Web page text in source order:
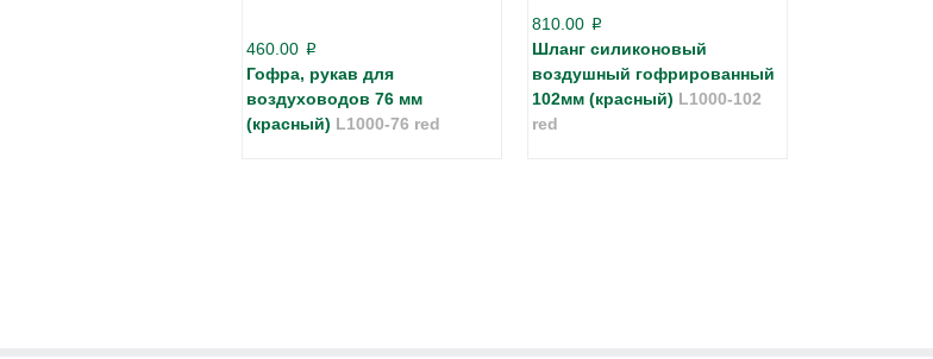
460.00 p
Гофра, рукав для
воздуховодов 76 мм
(красный) L1000-76 red
810.00 p
Шланг силиконовый
воздушный гофрированный
102мм (красный) L1000-102
red